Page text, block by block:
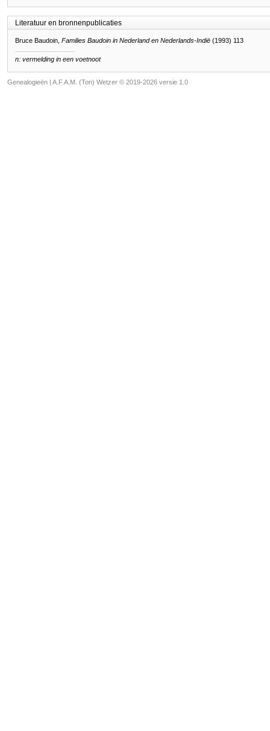
Literatuur en bronnenpublicaties
Bruce Baudoin, Families Baudoin in Nederland en Nederlands-Indië (1993) 113
n: vermelding in een voetnoot
Genealogieën | A.F.A.M. (Ton) Wetzer © 2019-2026 versie 1.0